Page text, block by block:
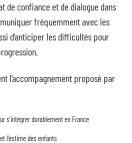
de confiance et de dialogue dans
fréquemment avec les
d’anticiper les difficultés pour
l’accompagnement proposé par
s’intégrer durablement en France
l’estime des enfants